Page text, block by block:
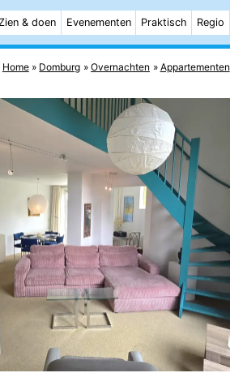
& doen Evenementen Praktisch Regio
Home Domburg Overnachten Appartementen